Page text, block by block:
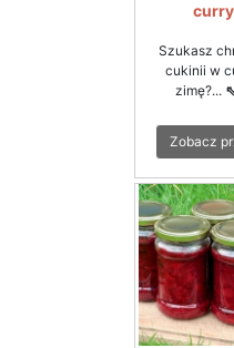
Szukasz
cukinii w
zimę?...
Zobacz